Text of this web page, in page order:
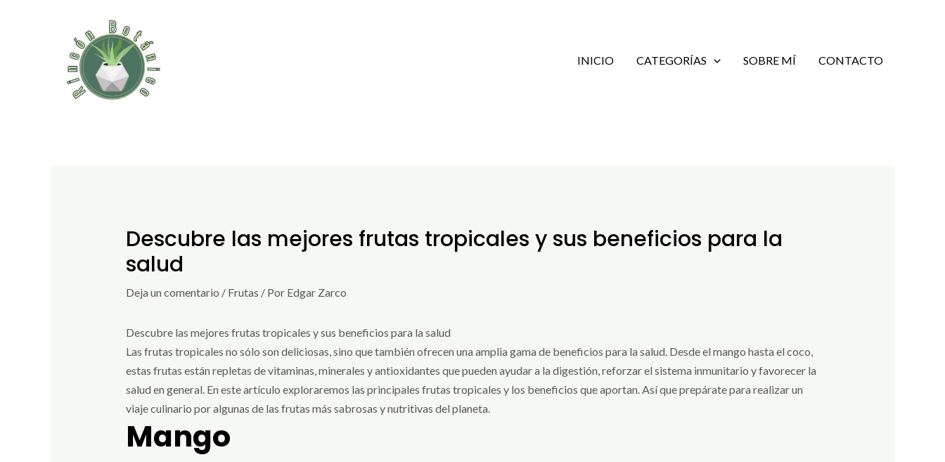
INICIO CATEGORÍAS SOBRE MÍ CONTACTO
Descubre las mejores frutas tropicales y sus beneficios para la
salud
Deja un comentario / Frutas / Por Edgar Zarco
Descubre las mejores frutas tropicales y sus beneficios para la salud
Las frutas tropicales no sólo son deliciosas, sino que también ofrecen una amplia gama de beneficios para la salud. Desde el mango hasta el coco,
estas frutas están repletas de vitaminas, minerales y antioxidantes que pueden ayudar a la digestión, reforzar el sistema inmunitario y favorecer la
salud en general. En este artículo exploraremos las principales frutas tropicales y los beneficios que aportan. Así que prepárate para realizar un
viaje culinario por algunas de las frutas más sabrosas y nutritivas del planeta.
Mango